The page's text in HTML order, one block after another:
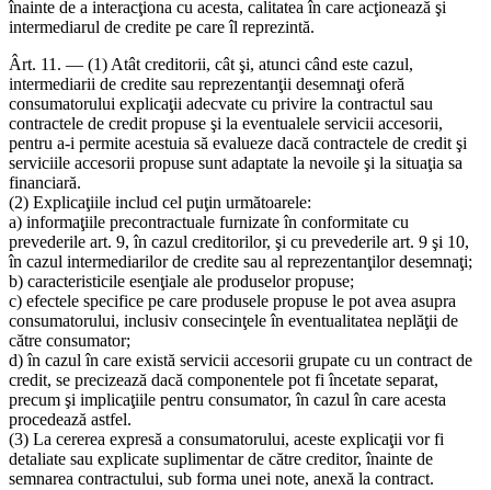
înainte de a interacţiona cu acesta, calitatea în care acţionează şi
intermediarul de credite pe care îl reprezintă.
Ârt. 11. — (1) Atât creditorii, cât şi, atunci când este cazul,
intermediarii de credite sau reprezentanţii desemnaţi oferă
consumatorului explicaţii adecvate cu privire la contractul sau
contractele de credit propuse şi la eventualele servicii accesorii,
pentru a-i permite acestuia să evalueze dacă contractele de credit şi
serviciile accesorii propuse sunt adaptate la nevoile şi la situaţia sa
financiară.
(2) Explicaţiile includ cel puţin următoarele:
a) informaţiile precontractuale furnizate în conformitate cu
prevederile art. 9, în cazul creditorilor, şi cu prevederile art. 9 şi 10,
în cazul intermediarilor de credite sau al reprezentanţilor desemnaţi;
b) caracteristicile esenţiale ale produselor propuse;
c) efectele specifice pe care produsele propuse le pot avea asupra
consumatorului, inclusiv consecinţele în eventualitatea neplăţii de
către consumator;
d) în cazul în care există servicii accesorii grupate cu un contract de
credit, se precizează dacă componentele pot fi încetate separat,
precum şi implicaţiile pentru consumator, în cazul în care acesta
procedează astfel.
(3) La cererea expresă a consumatorului, aceste explicaţii vor fi
detaliate sau explicate suplimentar de către creditor, înainte de
semnarea contractului, sub forma unei note, anexă la contract.